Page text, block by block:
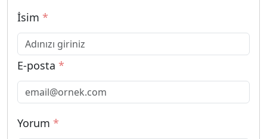
İsim *
E-posta *
Yorum *